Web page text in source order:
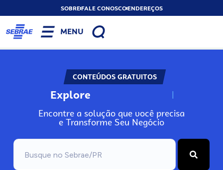
SOBREFALE CONOSCOENDEREÇOS
MENU
CONTEÚDOS GRATUITOS
Explore N
Encontre a solução que você precisa
e Transforme Seu Negócio